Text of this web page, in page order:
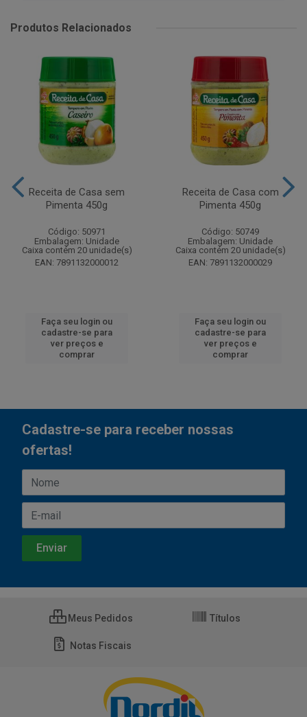
Produtos Relacionados
Receita de Casa sem
Pimenta 450g
Código: 50971
Embalagem: Unidade
Caixa contém 20 unidade(s)
EAN: 7891132000012
Faça seu login ou
cadastre-se para
ver preços e
comprar
Receita de Casa com
Pimenta 450g
Código: 50749
Embalagem: Unidade
Caixa contém 20 unidade(s)
EAN: 7891132000029
Faça seu login ou
cadastre-se para
ver preços e
comprar
Cadastre-se para receber nossas
ofertas!
Meus Pedidos Títulos
Notas Fiscais